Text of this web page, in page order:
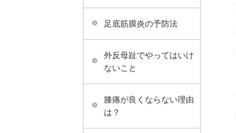
足底筋膜炎の予防法
外反母趾でやってはいけ
ないこと
膝痛が良くならない理由
は？